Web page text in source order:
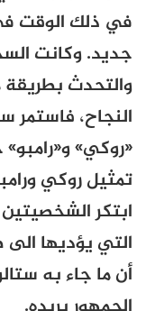
في ذلك الوقت
جديد. وكانت
والتحدث
النجاح، فاستمر
«روكي»
تمثيل روكي
ابتكر
التي يؤديها
أن ما جاء به